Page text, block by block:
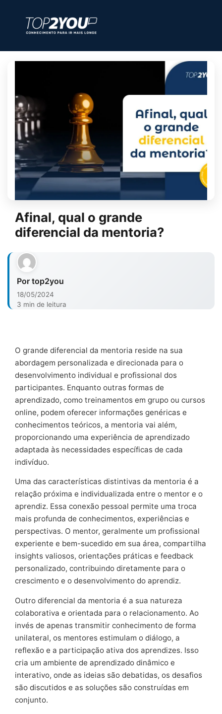
Afinal, qual o grande
diferencial da mentoria?
Por top2you
18/05/2024
3 min de leitura
O grande diferencial da mentoria reside na sua
abordagem personalizada e direcionada para o
desenvolvimento individual e profissional dos
participantes. Enquanto outras formas de
aprendizado, como treinamentos em grupo ou cursos
online, podem oferecer informações genéricas e
conhecimentos teóricos, a mentoria vai além,
proporcionando uma experiência de aprendizado
adaptada às necessidades específicas de cada
indivíduo.
Uma das características distintivas da mentoria é a
relação próxima e individualizada entre o mentor e o
aprendiz. Essa conexão pessoal permite uma troca
mais profunda de conhecimentos, experiências e
perspectivas. O mentor, geralmente um profissional
experiente e bem-sucedido em sua área, compartilha
insights valiosos, orientações práticas e feedback
personalizado, contribuindo diretamente para o
crescimento e o desenvolvimento do aprendiz.
Outro diferencial da mentoria é a sua natureza
colaborativa e orientada para o relacionamento. Ao
invés de apenas transmitir conhecimento de forma
unilateral, os mentores estimulam o diálogo, a
reflexão e a participação ativa dos aprendizes. Isso
cria um ambiente de aprendizado dinâmico e
interativo, onde as ideias são debatidas, os desafios
são discutidos e as soluções são construídas em
conjunto.